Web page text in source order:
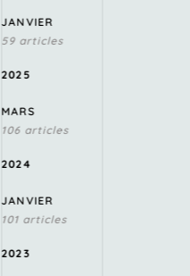
JANVIER
59 articles
2025
MARS
106 articles
2024
JANVIER
101 articles
2023